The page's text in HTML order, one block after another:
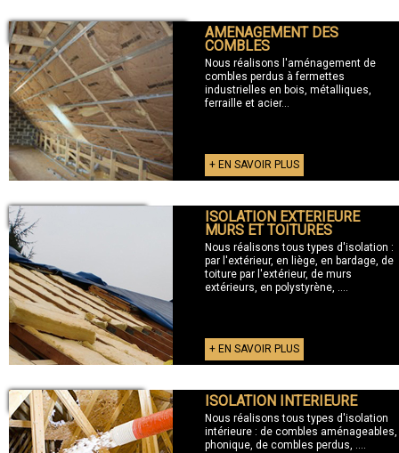
+ AMENAGEMENT DES COMBLES AMENAGEMENT DES
COMBLES
Nous réalisons l'aménagement de
combles perdus à fermettes
industrielles en bois, métalliques,
ferraille et acier...
+ EN SAVOIR PLUS
+ ISOLATION EXTERIEURE ISOLATION EXTERIEURE
MURS ET TOITURES
Nous réalisons tous types d'isolation :
par l'extérieur, en liège, en bardage, de
toiture par l'extérieur, de murs
extérieurs, en polystyrène, ....
+ EN SAVOIR PLUS
+ ISOLATION INTERIEURE ISOLATION INTERIEURE
Nous réalisons tous types d'isolation
intérieure : de combles aménageables,
phonique, de combles perdus, ....